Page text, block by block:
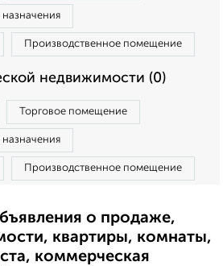
Производственное помещение
недвижимости (0)
Торговое помещение
Производственное помещение
о продаже,
квартиры, комнаты,
коммерческая